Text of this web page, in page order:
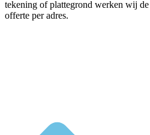
tekening of plattegrond werken wij
offerte per adres.